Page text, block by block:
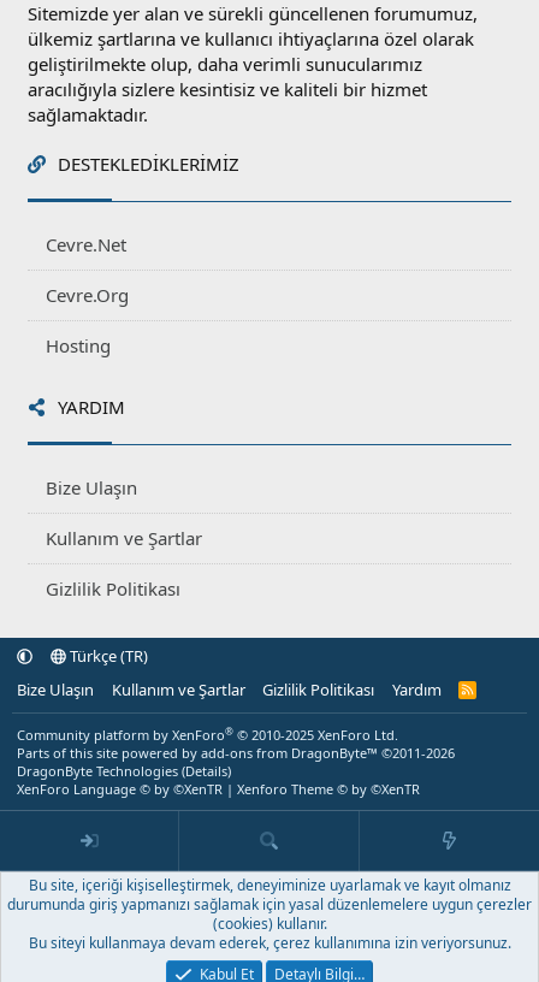
Sitemizde yer alan ve sürekli güncellenen forumumuz,
ülkemiz şartlarına ve kullanıcı ihtiyaçlarına özel olarak
geliştirilmekte olup, daha verimli sunucularımız
aracılığıyla sizlere kesintisiz ve kaliteli bir hizmet
sağlamaktadır.
DESTEKLEDIKLERIMIZ
Cevre.Net
Cevre.Org
Hosting
YARDIM
Bize Ulaşın
Kullanım ve Şartlar
Gizlilik Politikası
Türkçe (TR)
Bize Ulaşın
Kullanım ve Şartlar Gizlilik Politikası Yardım
R
Community platform by XenForo® © 2010-2025 XenForo Ltd.
Parts of this site powered by add-ons from DragonByte™ ©2011-2026
DragonByte Technologies (Details)
XenForo Language © by ©XenTR | Xenforo Theme © by ©XenTR
Bu site, içeriği kişiselleştirmek, deneyiminize uyarlamak ve kayıt olmanız
durumunda giriş yapmanızı sağlamak için yasal düzenlemelere uygun çerezler
(cookies) kullanır.
Bu siteyi kullanmaya devam ederek, çerez kullanımına izin veriyorsunuz.
Kabul Et
Detaylı Bilgi…